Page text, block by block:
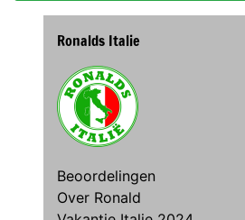
Ronalds Italie
Beoordelingen
Over Ronald